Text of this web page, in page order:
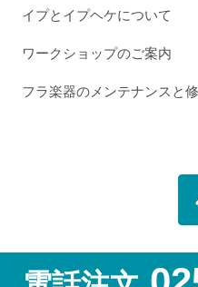
イプとイプヘケについて
ワークショップのご案内
フラ楽器のメンテナンスと